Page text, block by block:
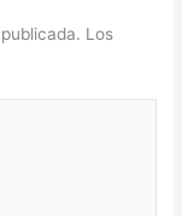
Los